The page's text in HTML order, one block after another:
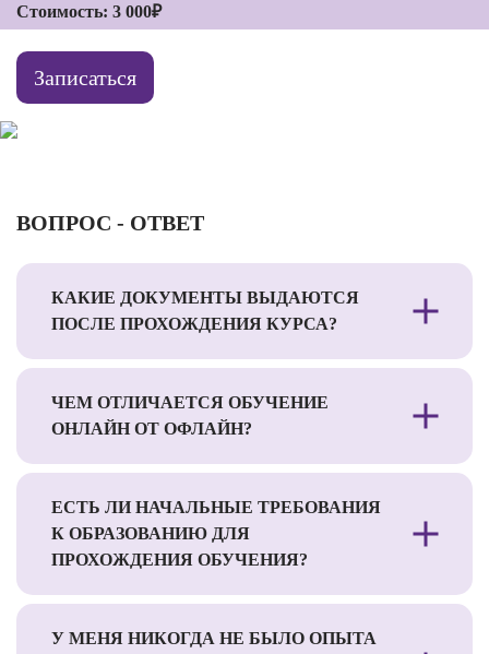
Стоимость: 3 000₽
Записаться
ВОПРОС - ОТВЕТ
КАКИЕ ДОКУМЕНТЫ ВЫДАЮТСЯ
ПОСЛЕ ПРОХОЖДЕНИЯ КУРСА?
ЧЕМ ОТЛИЧАЕТСЯ ОБУЧЕНИЕ
ОНЛАЙН ОТ ОФЛАЙН?
ЕСТЬ ЛИ НАЧАЛЬНЫЕ ТРЕБОВАНИЯ
К ОБРАЗОВАНИЮ ДЛЯ
ПРОХОЖДЕНИЯ ОБУЧЕНИЯ?
У МЕНЯ НИКОГДА НЕ БЫЛО ОПЫТА